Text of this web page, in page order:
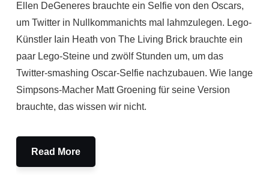
Ellen DeGeneres brauchte ein Selfie von den Oscars,
um Twitter in Null­kom­ma­nichts mal lahmzulegen. Lego-
Künstler Iain Heath von The Living Brick brauchte ein
paar Lego-Steine und zwölf Stunden um, um das
Twitter-smashing Oscar-Selfie nachzubauen. Wie lange
Simpsons-Macher Matt Groening für seine Version
brauchte, das wissen wir nicht.
Read More